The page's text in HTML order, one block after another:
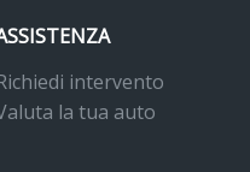
intervento
la tua auto